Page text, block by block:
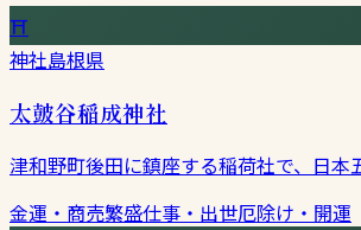
⛩
神社島根県
太皷谷稲成神社
津和野町後田に鎮座する稲荷社で、日本
金運・商売繁盛仕事・出世厄除け・開運